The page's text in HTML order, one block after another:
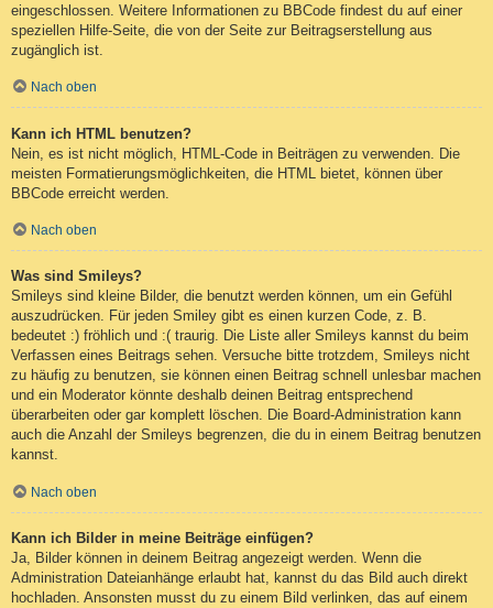
eingeschlossen. Weitere Informationen zu BBCode findest du auf einer
speziellen Hilfe-Seite, die von der Seite zur Beitragserstellung aus
zugänglich ist.
Nach oben
Kann ich HTML benutzen?
Nein, es ist nicht möglich, HTML-Code in Beiträgen zu verwenden. Die
meisten Formatierungsmöglichkeiten, die HTML bietet, können über
BBCode erreicht werden.
Nach oben
Was sind Smileys?
Smileys sind kleine Bilder, die benutzt werden können, um ein Gefühl
auszudrücken. Für jeden Smiley gibt es einen kurzen Code, z. B.
bedeutet :) fröhlich und :( traurig. Die Liste aller Smileys kannst du beim
Verfassen eines Beitrags sehen. Versuche bitte trotzdem, Smileys nicht
zu häufig zu benutzen, sie können einen Beitrag schnell unlesbar machen
und ein Moderator könnte deshalb deinen Beitrag entsprechend
überarbeiten oder gar komplett löschen. Die Board-Administration kann
auch die Anzahl der Smileys begrenzen, die du in einem Beitrag benutzen
kannst.
Nach oben
Kann ich Bilder in meine Beiträge einfügen?
Ja, Bilder können in deinem Beitrag angezeigt werden. Wenn die
Administration Dateianhänge erlaubt hat, kannst du das Bild auch direkt
hochladen. Ansonsten musst du zu einem Bild verlinken, das auf einem